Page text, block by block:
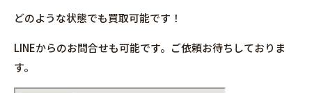
どのような状態でも買取可能です！
LINEからのお問合せも可能です。ご依頼お待ちしておりま
す。